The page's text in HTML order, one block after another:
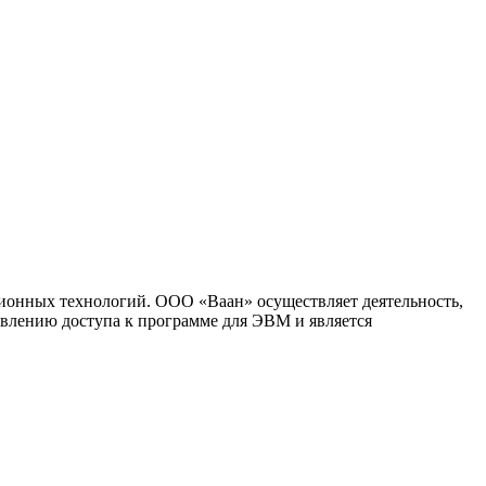
технологий. ООО «Ваан» осуществляет деятельность,
доступа к программе для ЭВМ и является